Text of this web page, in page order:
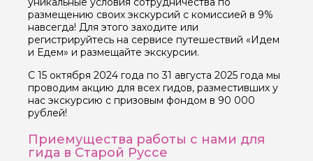
размещению своих экскурсий с комиссией в 9%
навсегда! Для этого заходите или
регистрируйтесь на сервисе путешествий «Идем
и Едем» и размещайте экскурсии.
С 15 октября 2024 года по 31 августа 2025 года мы
проводим акцию для всех гидов, разместивших у
нас экскурсию с призовым фондом в 90 000
рублей!
Приемущества работы с нами для
гида в Старой Руссе